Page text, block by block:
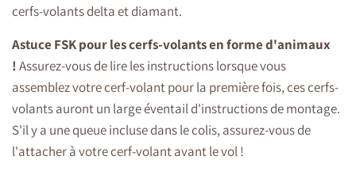
cerfs-volants delta et diamant.
Astuce FSK pour les cerfs-volants en forme d'animaux
!Assurez-vous de lire les instructions lorsque vous
assemblez votre cerf-volant pour la première fois, ces cerfs-
volants auront un large éventail d'instructions de montage.
S'il y a une queue incluse dans le colis, assurez-vous de
l'attacher à votre cerf-volant avant le vol !